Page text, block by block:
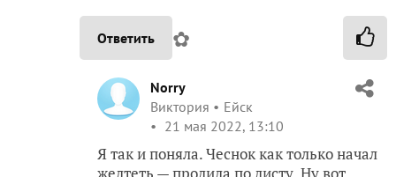
Ответить ✿
Norry
Виктория
Ейск
21 мая 2022, 13:10
Я так и поняла. Чеснок как только начал